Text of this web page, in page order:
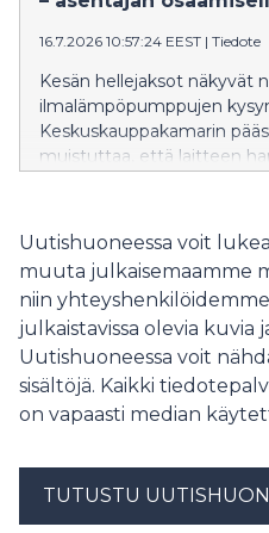
liiketoimintojen johdosta.
Keskuskauppakamarin
16.7.2026 10:57:24 EEST | Tiedote
Kesän hellejaksot näkyvät
ilmalämpöpumppujen
Keskuskauppakamarin
muistuttaa, että laitteen
ratkaisut voivat lisätä
osaaminen ja kokemus
Uutishuoneessa voit
muuta julkaisemaamme
niin
julkaistavissa olevia kuvia
Uutishuoneessa voit
sisältöjä. Kaikki
on vapaasti median
TUTUSTU